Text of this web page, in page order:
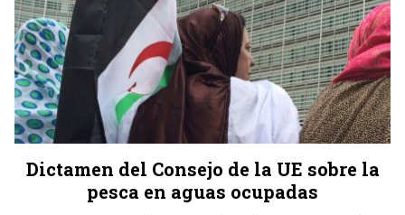
Dictamen del Consejo de la UE sobre la
pesca en aguas ocupadas